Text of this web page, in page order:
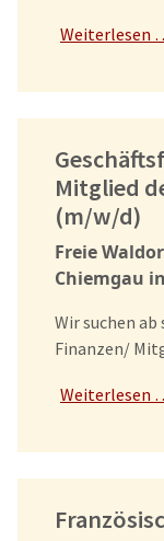
Weiterlesen
Mitglied
(m/w/d)
Freie
Chiemgau
Wir suchen
Finanzen/
Weiterlesen